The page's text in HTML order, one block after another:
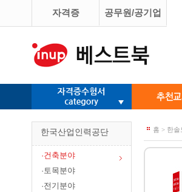
자격증 공무원/공기업
한국산업인력공단
·건축분야
·토목분야
·전기분야
홈 > 한